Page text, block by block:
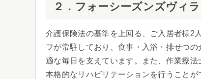
２．フォーシーズンズヴィ
介護保険法の基準を上回る、ご入居者様2
フが常駐しており、食事・入浴・排せつ
適な毎日を支えています。また、作業療
本格的なリハビリテーションを行うことが